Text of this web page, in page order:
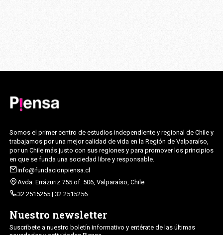
Somos el primer centro de estudios independiente y regional de Chile y
trabajamos por una mejor calidad de vida en la Región de Valparaíso,
por un Chile más justo con sus regiones y para promover los principios
en que se funda una sociedad libre y responsable.
info@fundacionpiensa.cl
Avda. Errázuriz 755 of. 506, Valparaíso, Chile
32 2515255 | 32 2515256
Nuestro newsletter
Suscríbete a nuestro boletín informativo y entérate de las últimas